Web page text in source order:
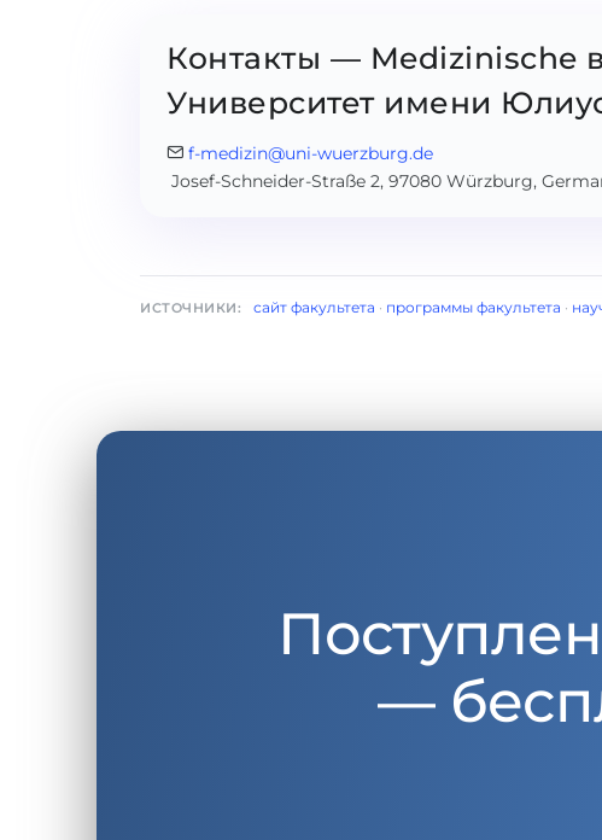
Контакты — Medizinische
Университет имени
f-medizin@uni-wuerzburg.de
Josef-Schneider-Straße 2, 97080 Würzburg,
ИСТОЧНИКИ: сайт факультета · программы факультета ·
—